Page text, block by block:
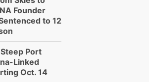
Founder
to 12
Port
Linked
Oct. 14